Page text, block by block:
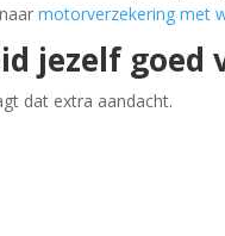
motorverzekering met
jezelf goed
dat extra aandacht.